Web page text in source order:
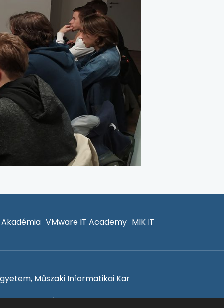
Akadémia VMware IT Academy MIK IT
Műszaki Informatikai Kar
Bejelentkezés